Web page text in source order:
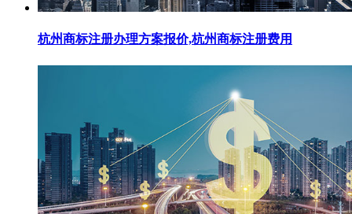
杭州商标注册办理方案报价,杭州商标注册费用